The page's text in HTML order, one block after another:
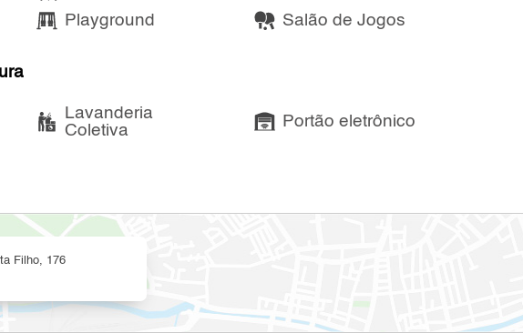
Playground Salão de Jogos
Lavanderia
Coletiva
Portão eletrônico
Filho, 176